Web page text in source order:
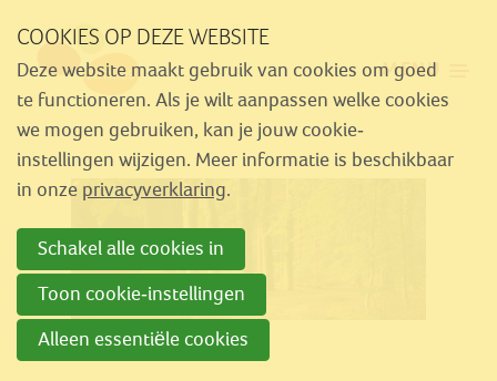
links
over
Spring
naar
navigatie
naar
hoofdinhoud
MENU
Aanbod
Nieuws
Activiteiten
Over Similes
Contact
Lid worden
COOKIES OP DEZE WEBSITE
Deze website maakt gebruik van cookies om goed
te functioneren. Als je wilt aanpassen welke cookies
we mogen gebruiken, kan je jouw cookie-
instellingen wijzigen. Meer informatie is beschikbaar
in onze privacyverklaring.
Schakel alle cookies in
Toon cookie-instellingen
Alleen essentiële cookies